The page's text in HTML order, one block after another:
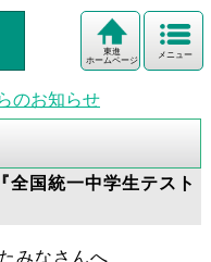
メニュー
東進
ホームページ
のお知らせ
国統一中学生テスト
みなさんへ